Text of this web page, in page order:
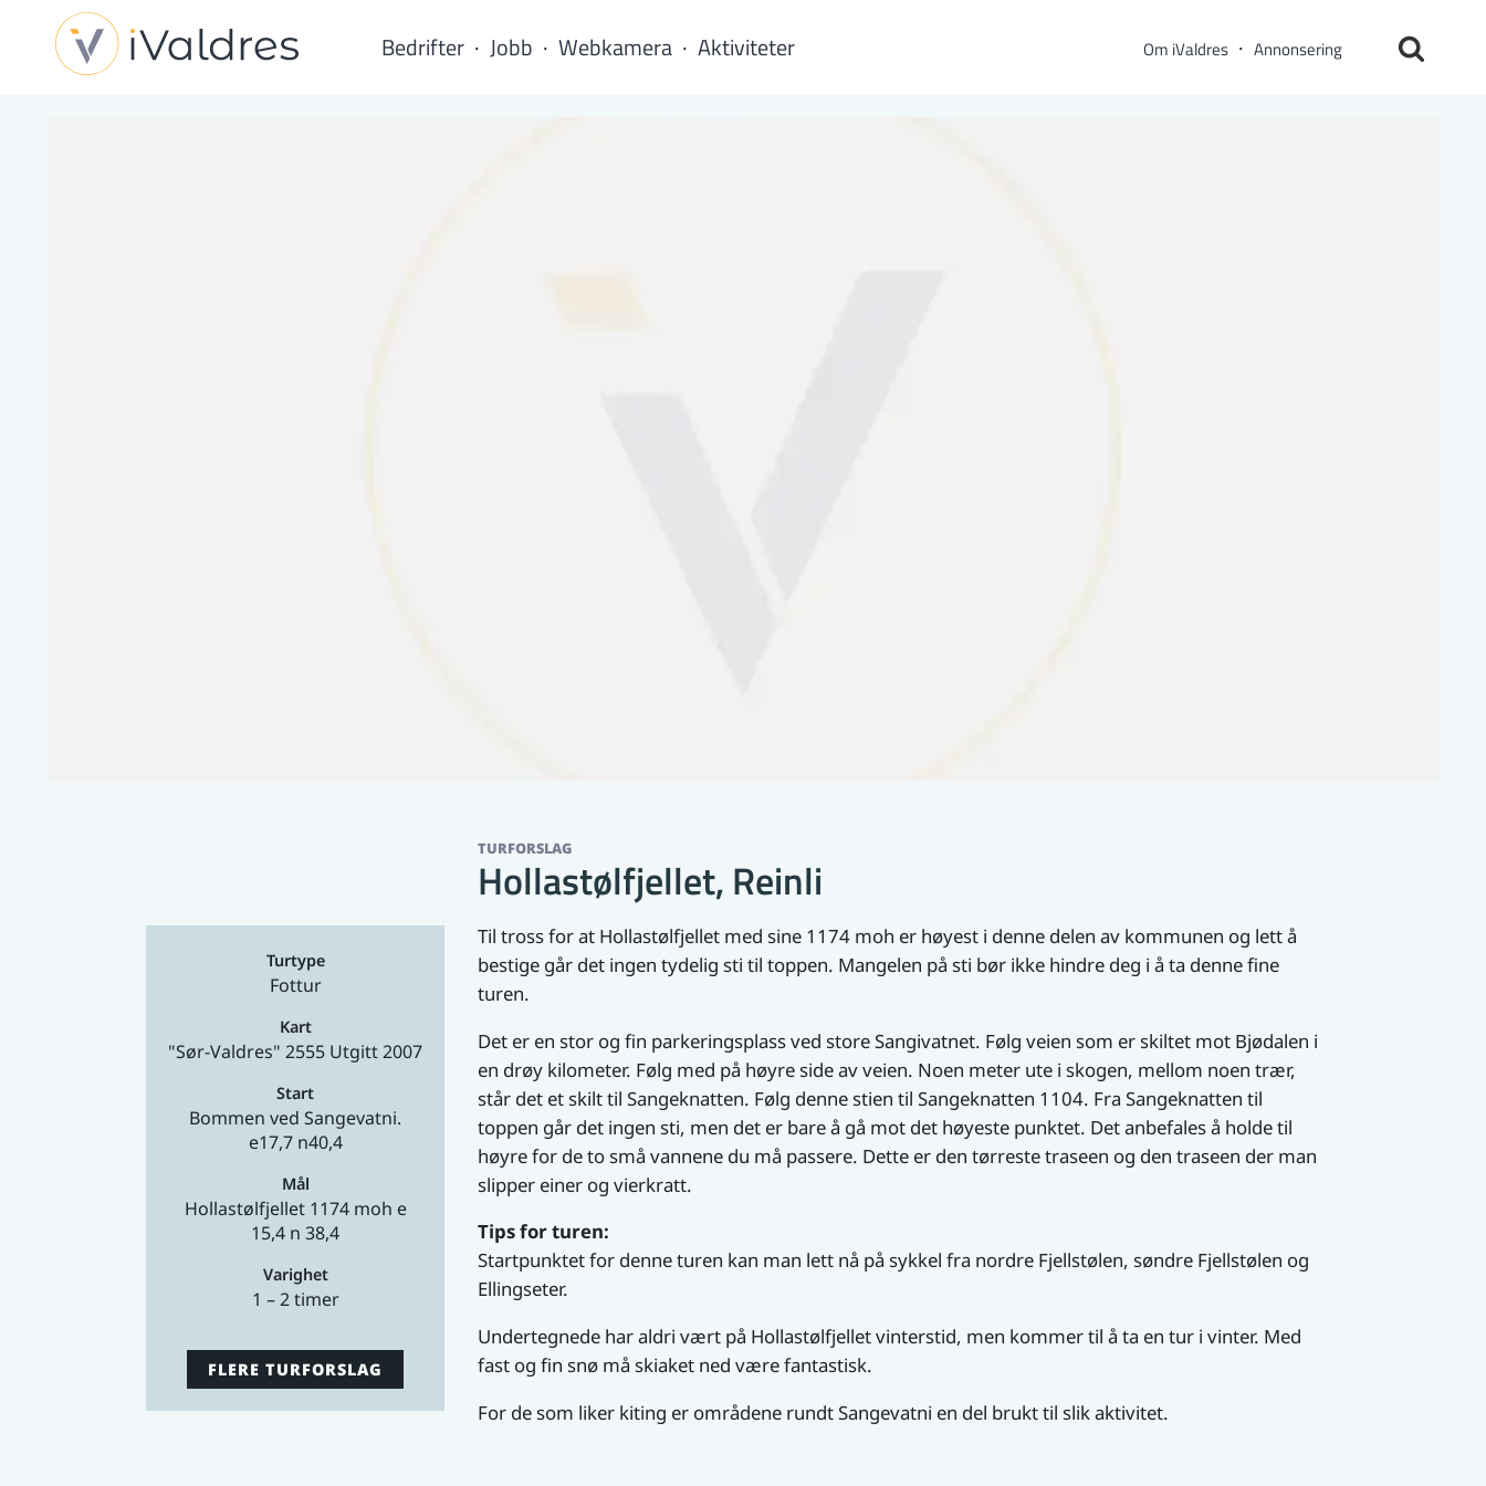
Bedrifter Jobb Webkamera Aktiviteter Om iValdres Annonsering
Turtype
Fottur
Kart
"Sør-Valdres" 2555 Utgitt 2007
Start
Bommen ved Sangevatni.
e17,7 n40,4
Mål
Hollastølfjellet 1174 moh e
15,4 n 38,4
Varighet
1 – 2 timer
FLERE TURFORSLAG
TURFORSLAG
Hollastølfjellet, Reinli
Til tross for at Hollastølfjellet med sine 1174 moh er høyest i denne delen av kommunen og lett å
bestige går det ingen tydelig sti til toppen. Mangelen på sti bør ikke hindre deg i å ta denne fine
turen.
Det er en stor og fin parkeringsplass ved store Sangivatnet. Følg veien som er skiltet mot Bjødalen i
en drøy kilometer. Følg med på høyre side av veien. Noen meter ute i skogen, mellom noen trær,
står det et skilt til Sangeknatten. Følg denne stien til Sangeknatten 1104. Fra Sangeknatten til
toppen går det ingen sti, men det er bare å gå mot det høyeste punktet. Det anbefales å holde til
høyre for de to små vannene du må passere. Dette er den tørreste traseen og den traseen der man
slipper einer og vierkratt.
Tips for turen:
Startpunktet for denne turen kan man lett nå på sykkel fra nordre Fjellstølen, søndre Fjellstølen og
Ellingseter.
Undertegnede har aldri vært på Hollastølfjellet vinterstid, men kommer til å ta en tur i vinter. Med
fast og fin snø må skiaket ned være fantastisk.
For de som liker kiting er områdene rundt Sangevatni en del brukt til slik aktivitet.